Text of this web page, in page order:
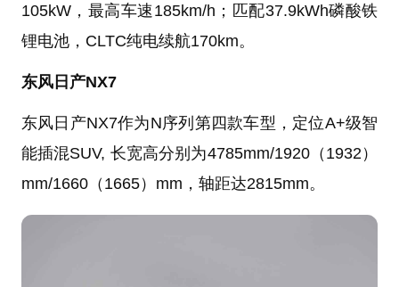
105kW，最高车速185km/h；匹配37.9kWh磷酸铁
锂电池，CLTC纯电续航170km。
东风日产NX7
东风日产NX7作为N序列第四款车型，定位A+级智
能插混SUV, 长宽高分别为4785mm/1920（1932）
mm/1660（1665）mm，轴距达2815mm。